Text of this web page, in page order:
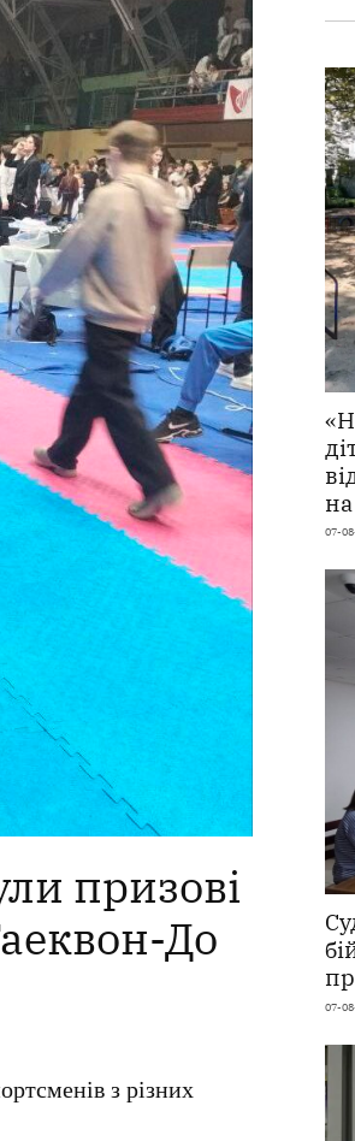
призові
До
з різних
07-
07-